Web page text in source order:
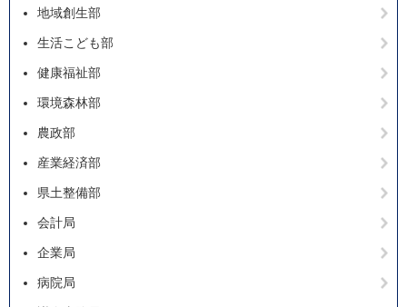
地域創生部
生活こども部
健康福祉部
環境森林部
農政部
産業経済部
県土整備部
会計局
企業局
病院局